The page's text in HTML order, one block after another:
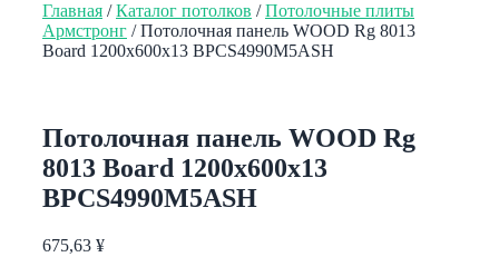
Главная /Каталог потолков /Потолочные плиты
Армстронг / Потолочная панель WOOD Rg 8013
Board 1200x600x13 BPCS4990M5ASH
Потолочная панель WOOD Rg
8013 Board 1200x600x13
BPCS4990M5ASH
675,63 ¥